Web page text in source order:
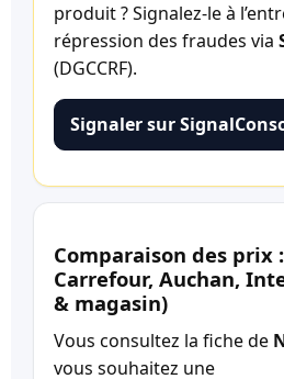
produit ? Signalez-le à
répression des fraudes via
(DGCCRF).
Signaler sur
Comparaison des prix
Carrefour, Auchan,
& magasin)
Vous consultez la fiche de
vous souhaitez une